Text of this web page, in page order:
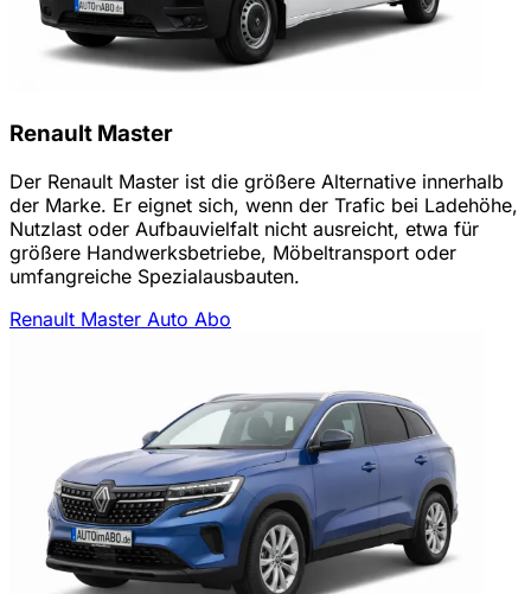
Renault Master
Der Renault Master ist die größere Alternative innerhalb
der Marke. Er eignet sich, wenn der Trafic bei Ladehöhe,
Nutzlast oder Aufbauvielfalt nicht ausreicht, etwa für
größere Handwerksbetriebe, Möbeltransport oder
umfangreiche Spezialausbauten.
Renault Master Auto Abo